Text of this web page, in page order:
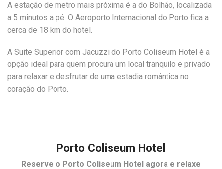
A estação de metro mais próxima é a do Bolhão, localizada
a 5 minutos a pé. O Aeroporto Internacional do Porto fica a
cerca de 18 km do hotel.
A Suite Superior com Jacuzzi do Porto Coliseum Hotel é a
opção ideal para quem procura um local tranquilo e privado
para relaxar e desfrutar de uma estadia romântica no
coração do Porto.
Porto Coliseum Hotel
Reserve o Porto Coliseum Hotel agora e relaxe